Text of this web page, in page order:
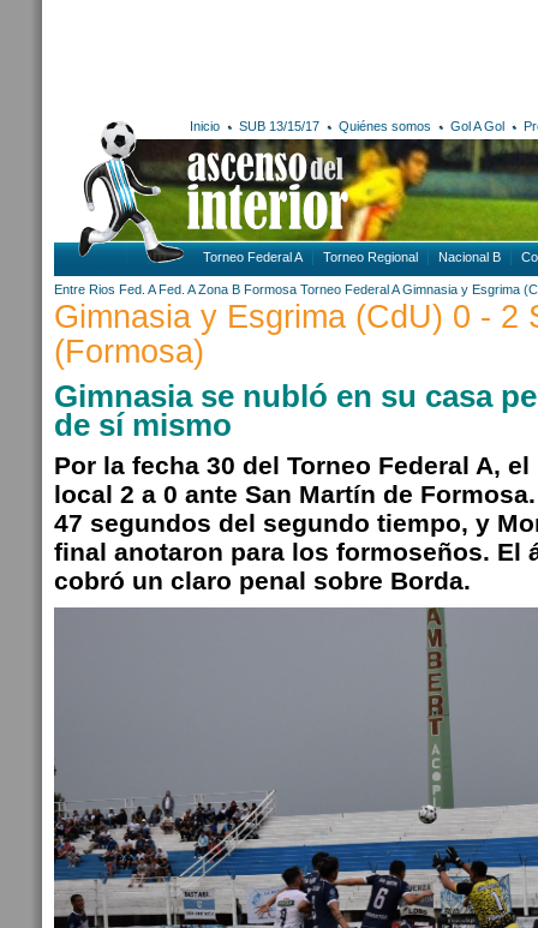
Inicio SUB 13/15/17 Quiénes somos Gol A Gol
Torneo Federal A Torneo Regional Nacional B
Entre Rios Fed. A Fed. A Zona B Formosa Torneo Federal A Gimnasia y Esgrima
Gimnasia y Esgrima (CdU) 0 - 2
(Formosa)
Gimnasia se nubló en su casa
de sí mismo
Por la fecha 30 del Torneo Federal A,
local 2 a 0 ante San Martín de
47 segundos del segundo tiempo, y
final anotaron para los formoseños. El
cobró un claro penal sobre Borda.